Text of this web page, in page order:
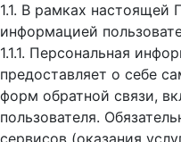
1.1. В рамках настоящей
информацией
1.1.1. Персональная
предоставляет о себе
форм обратной связи,
пользователя.